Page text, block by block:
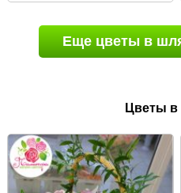
Еще цветы в
Цветы в